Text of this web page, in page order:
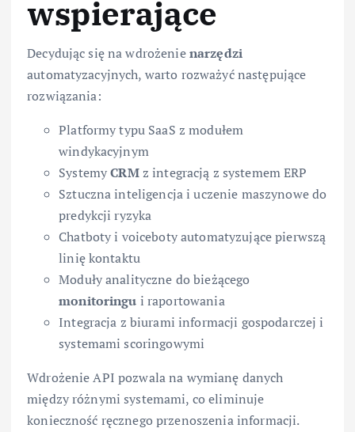
wspierające
Decydując się na wdrożenienarzędzi
automatyzacyjnych, warto rozważyć następujące
rozwiązania:
Platformy typu SaaS z modułem
windykacyjnym
SystemyCRMz integracją z systemem ERP
Sztuczna inteligencja i uczenie maszynowe do
predykcji ryzyka
Chatboty i voiceboty automatyzujące pierwszą
linię kontaktu
Moduły analityczne do bieżącego
monitoringu i raportowania
Integracja z biurami informacji gospodarczej i
systemami scoringowymi
Wdrożenie API pozwala na wymianę danych
między różnymi systemami, co eliminuje
konieczność ręcznego przenoszenia informacji.